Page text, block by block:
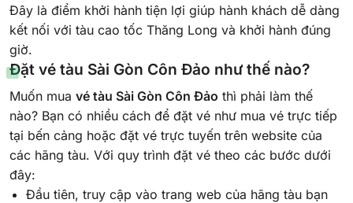
Đây là điểm khởi hành tiện lợi giúp hành khách dễ dàng
kết nối với tàu cao tốc Thăng Long và khởi hành đúng
giờ.
Đặt vé tàu Sài Gòn Côn Đảo như thế nào?
Muốn mua vé tàu Sài Gòn Côn Đảo thì phải làm thế
nào? Bạn có nhiều cách để đặt vé như mua vé trực tiếp
tại bến cảng hoặc đặt vé trực tuyến trên website của
các hãng tàu. Với quy trình đặt vé theo các bước dưới
đây:
Đầu tiên, truy cập vào trang web của hãng tàu bạn